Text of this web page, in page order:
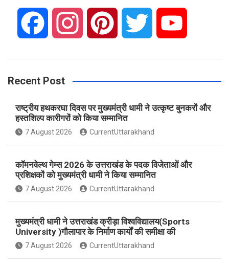
c
e
b
o
k
s
t
a
g
a
n
t
e
r
s
i
t
e
u
u
Recent Post
राष्ट्रीय हथकरघा दिवस पर मुख्यमंत्री धामी ने उत्कृष्ट बुनकरों और
हस्तशिल्प कारीगरों को किया सम्मानित
7 August 2026 CurrentUttarakhand
कॉमनवेल्थ गेम्स 2026 के उत्तराखंड के पदक विजेताओं और
प्रशिक्षकों को मुख्यमंत्री धामी ने किया सम्मानित
7 August 2026 CurrentUttarakhand
मुख्यमंत्री धामी ने उत्तराखंड क्रीड़ा विश्वविद्यालय(Sports
University )गौलापार के निर्माण कार्यों की समीक्षा की
7 August 2026 CurrentUttarakhand